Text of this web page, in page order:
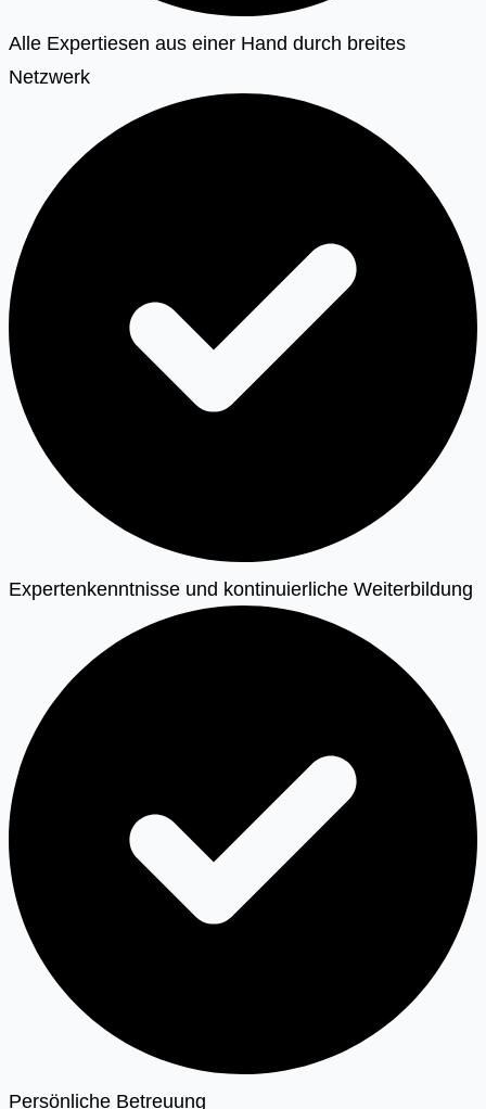
Alle Expertiesen aus einer Hand durch breites
Netzwerk
Expertenkenntnisse und kontinuierliche Weiterbildung
Persönliche Betreuung